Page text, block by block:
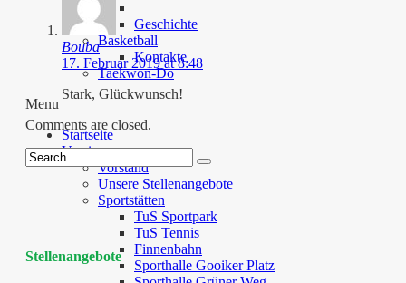
Geschichte
Basketball
Kontakte
Taekwon-Do
Menu
Startseite
Verein
Vorstand
Unsere Stellenangebote
Sportstätten
TuS Sportpark
TuS Tennis
Finnenbahn
Sporthalle Gooiker Platz
Bouba
17. Februar 2019 at 8:48
Stark, Glückwunsch!
Comments are closed.
Stellenangebote